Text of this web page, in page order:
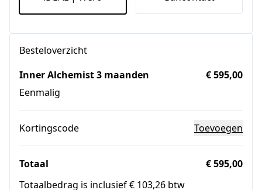
Besteloverzicht
Inner Alchemist 3 maanden
Eenmalig
€ 595,00
Kortingscode Toevoegen
Totaal
€ 595,00
Totaalbedrag is inclusief € 103,26 btw